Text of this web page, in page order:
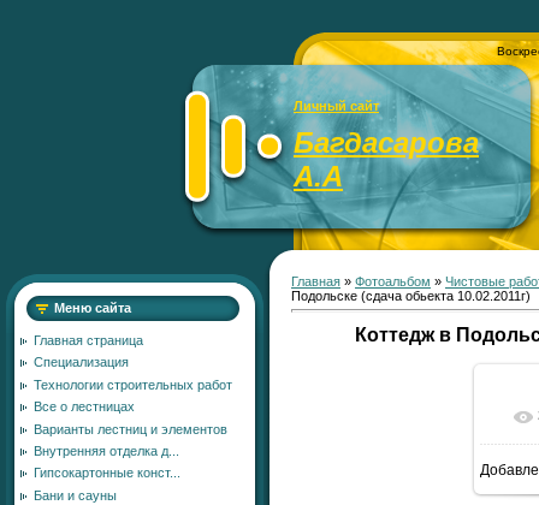
Личный сайт
Багдасарова
А.А
Меню сайта
Главная страница
Специализация
Технологии строительных работ
Все о лестницах
Варианты лестниц и элементов
Внутренняя отделка д...
Гипсокартонные конст...
Бани и сауны
Главная » Фотоальбом » Чистовые
Подольске (сдача обьекта 10.02.2011г)
Коттедж в